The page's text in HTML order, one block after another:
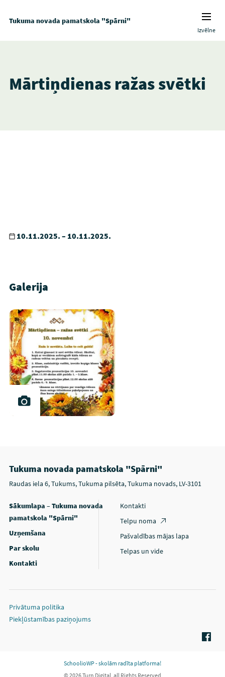
Tukuma novada pamatskola "Spārni"
Izvēlne
Mārtiņdienas ražas svētki
10.11.2025. – 10.11.2025.
Galerija
Tukuma novada pamatskola "Spārni"
Raudas iela 6, Tukums, Tukuma pilsēta, Tukuma novads, LV-3101
Sākumlapa – Tukuma novada
pamatskola "Spārni"
Uzņemšana
Par skolu
Kontakti
Kontakti
Telpu noma
Pašvaldības mājas lapa
Telpas un vide
Privātuma politika
Piekļūstamības paziņojums
SchoolioWP - skolām radīta platforma!
© 2026 Turn Digital, all Rights Reserved